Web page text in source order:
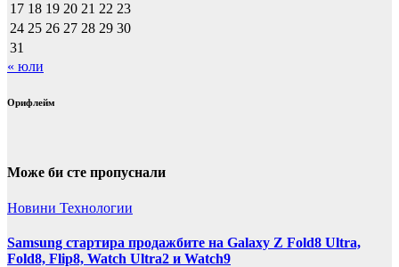
17 18 19 20 21 22 23
24 25 26 27 28 29 30
31
« юли
Орифлейм
Може би сте пропуснали
Новини Технологии
Samsung стартира продажбите на Galaxy Z Fold8 Ultra,
Fold8, Flip8, Watch Ultra2 и Watch9